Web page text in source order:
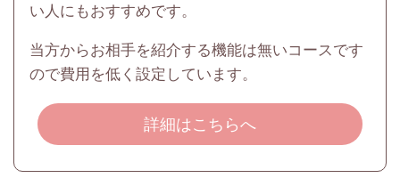
い人にもおすすめです。
当方からお相手を紹介する機能は無いコースです
ので費用を低く設定しています。
詳細はこちらへ